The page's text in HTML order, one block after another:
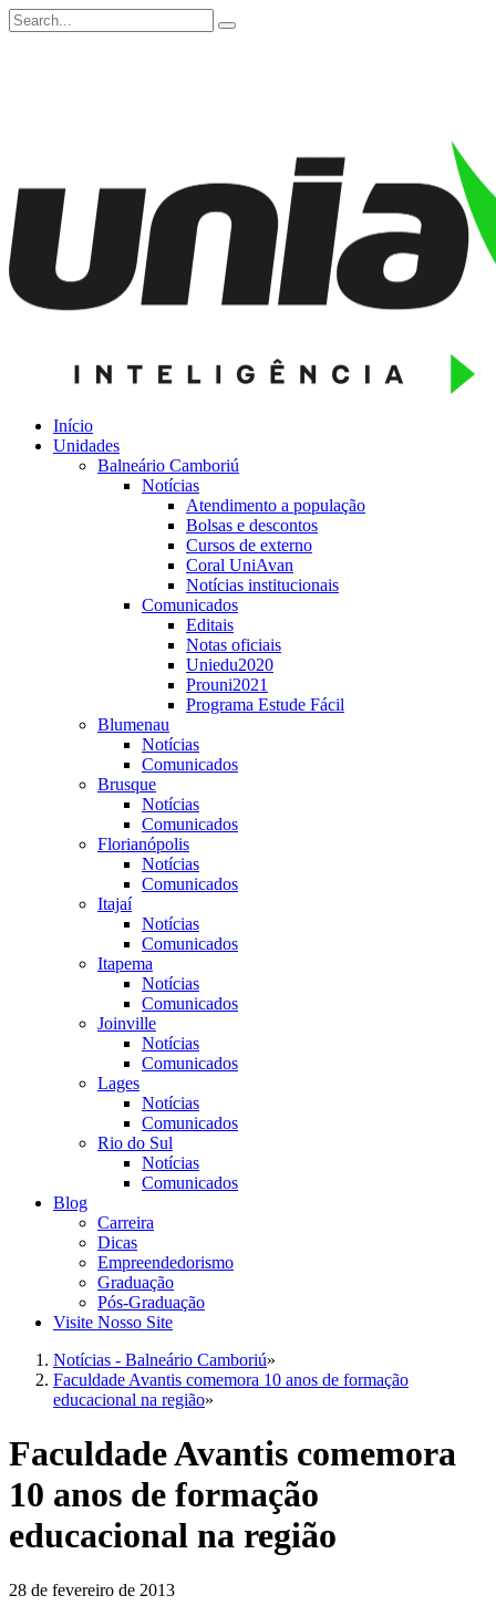
Início
Unidades
Balneário Camboriú
Notícias
Atendimento a população
Bolsas e descontos
Cursos de externo
Coral UniAvan
Notícias institucionais
Comunicados
Editais
Notas oficiais
Uniedu2020
Prouni2021
Programa Estude Fácil
Blumenau
Notícias
Comunicados
Brusque
Notícias
Comunicados
Florianópolis
Notícias
Comunicados
Itajaí
Notícias
Comunicados
Itapema
Notícias
Comunicados
Joinville
Notícias
Comunicados
Lages
Notícias
Comunicados
Rio do Sul
Notícias
Comunicados
Blog
Carreira
Dicas
Empreendedorismo
Graduação
Pós-Graduação
Visite Nosso Site
Notícias - Balneário Camboriú»
Faculdade Avantis comemora 10 anos de formação
educacional na região»
Faculdade Avantis comemora
10 anos de formação
educacional na região
28 de fevereiro de 2013